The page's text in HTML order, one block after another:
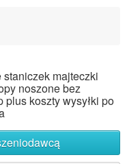
majteczki
noszone bez
koszty wysyłki po